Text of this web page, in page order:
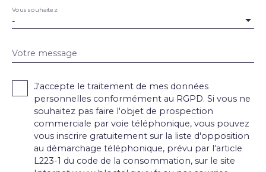
-
Vous souhaitez
Votre message
J'accepte le traitement de mes données
personnelles conformément au RGPD. Si vous ne
souhaitez pas faire l'objet de prospection
commerciale par voie téléphonique, vous pouvez
vous inscrire gratuitement sur la liste d'opposition
au démarchage téléphonique, prévu par l'article
L223-1 du code de la consommation, sur le site